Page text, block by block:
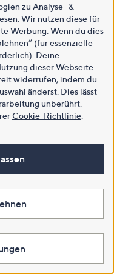
zu Analyse- &
Wir nutzen diese für
Werbung. Wenn du dies
(für essenzielle
Deine
dieser Webseite
widerrufen, indem du
änderst. Dies lässt
unberührt.
Cookie-Richtlinie